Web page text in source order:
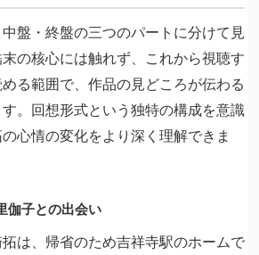
盤・終盤の三つのパートに分けて見
の核心には触れず、これから視聴す
る範囲で、作品の見どころが伝わる
。回想形式という独特の構成を意識
心情の変化をより深く理解できま
伽子との出会い
は、帰省のため吉祥寺駅のホームで